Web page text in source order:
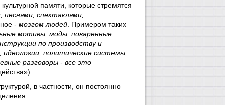
памяти, которые стремятся
песнями, спектаклями,
- мозгом людей. Примером таких
мотивы, моды, поваренные
по производству и
идеологии, политические системы,
разговоры - все это
в частности, он постоянно